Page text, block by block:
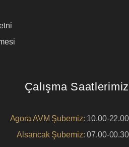
Çalışma Saatlerimiz
Agora AVM Şubemiz: 10.00-22.00
Alsancak Şubemiz: 07.00-00.30